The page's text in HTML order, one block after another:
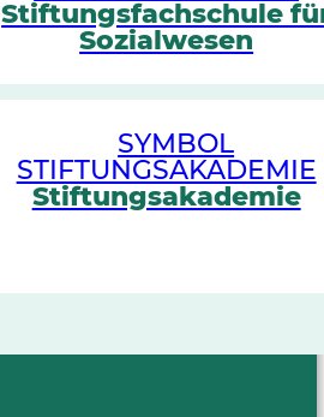
Stiftungsfachschule
Sozialwesen
Stiftungsakademie